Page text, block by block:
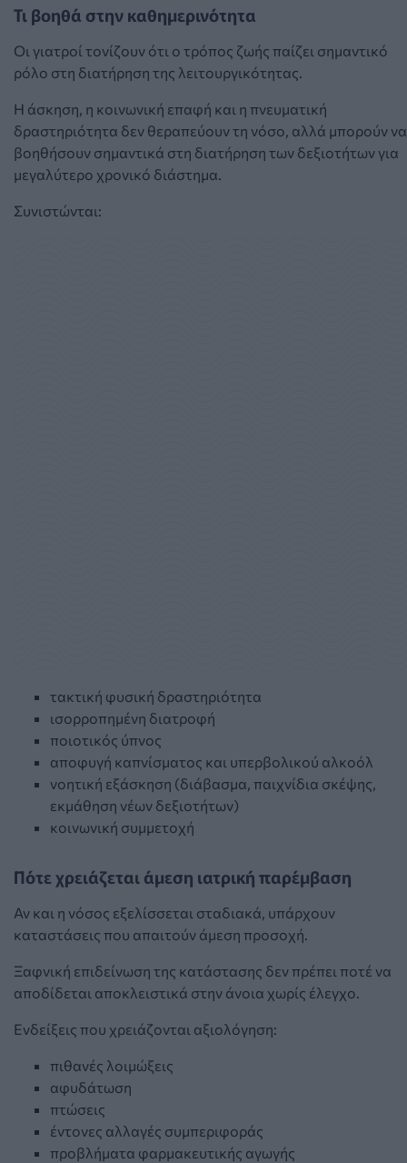
Τι βοηθά στην καθημερινότητα
Οι γιατροί τονίζουν ότι ο τρόπος ζωής παίζει σημαντικό
ρόλο στη διατήρηση της λειτουργικότητας.
Η άσκηση, η κοινωνική επαφή και η πνευματική
δραστηριότητα δεν θεραπεύουν τη νόσο, αλλά μπορούν να
βοηθήσουν σημαντικά στη διατήρηση των δεξιοτήτων για
μεγαλύτερο χρονικό διάστημα.
Συνιστώνται:
τακτική φυσική δραστηριότητα
ισορροπημένη διατροφή
ποιοτικός ύπνος
αποφυγή καπνίσματος και υπερβολικού αλκοόλ
νοητική εξάσκηση (διάβασμα, παιχνίδια σκέψης,
εκμάθηση νέων δεξιοτήτων)
κοινωνική συμμετοχή
Πότε χρειάζεται άμεση ιατρική παρέμβαση
Αν και η νόσος εξελίσσεται σταδιακά, υπάρχουν
καταστάσεις που απαιτούν άμεση προσοχή.
Ξαφνική επιδείνωση της κατάστασης δεν πρέπει ποτέ να
αποδίδεται αποκλειστικά στην άνοια χωρίς έλεγχο.
Ενδείξεις που χρειάζονται αξιολόγηση:
πιθανές λοιμώξεις
αφυδάτωση
πτώσεις
έντονες αλλαγές συμπεριφοράς
προβλήματα φαρμακευτικής αγωγής